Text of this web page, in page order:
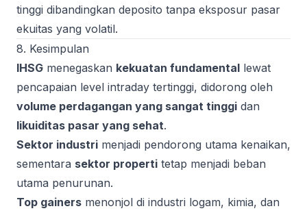
tinggi dibandingkan deposito tanpa eksposur pasar
ekuitas yang volatil.
8. Kesimpulan
IHSG menegaskan kekuatan fundamental lewat
pencapaian level intraday tertinggi, didorong oleh
volume perdagangan yang sangat tinggi dan
likuiditas pasar yang sehat.
Sektor industri menjadi pendorong utama kenaikan,
sementara sektor properti tetap menjadi beban
utama penurunan.
Top gainers menonjol di industri logam, kimia, dan